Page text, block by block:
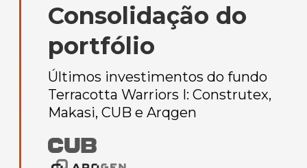
Consolidação do
portfólio
Últimos investimentos do fundo
Terracotta Warriors I: Construtex,
Makasi, CUB e Arqgen